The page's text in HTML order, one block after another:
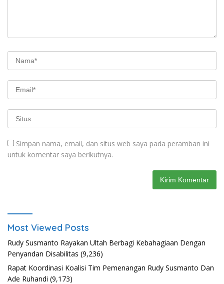
Simpan nama, email, dan situs web saya pada peramban ini
untuk komentar saya berikutnya.
Most Viewed Posts
Rudy Susmanto Rayakan Ultah Berbagi Kebahagiaan Dengan
Penyandan Disabilitas (9,236)
Rapat Koordinasi Koalisi Tim Pemenangan Rudy Susmanto Dan
Ade Ruhandi (9,173)